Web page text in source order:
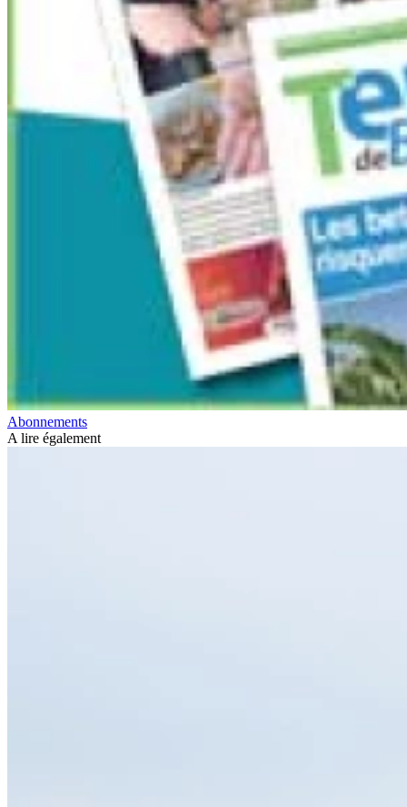
Abonnements
A lire également